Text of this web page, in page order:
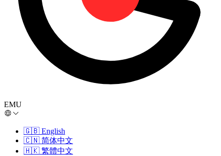
EMU
🇬🇧 English
🇨🇳 简体中文
🇭🇰 繁體中文